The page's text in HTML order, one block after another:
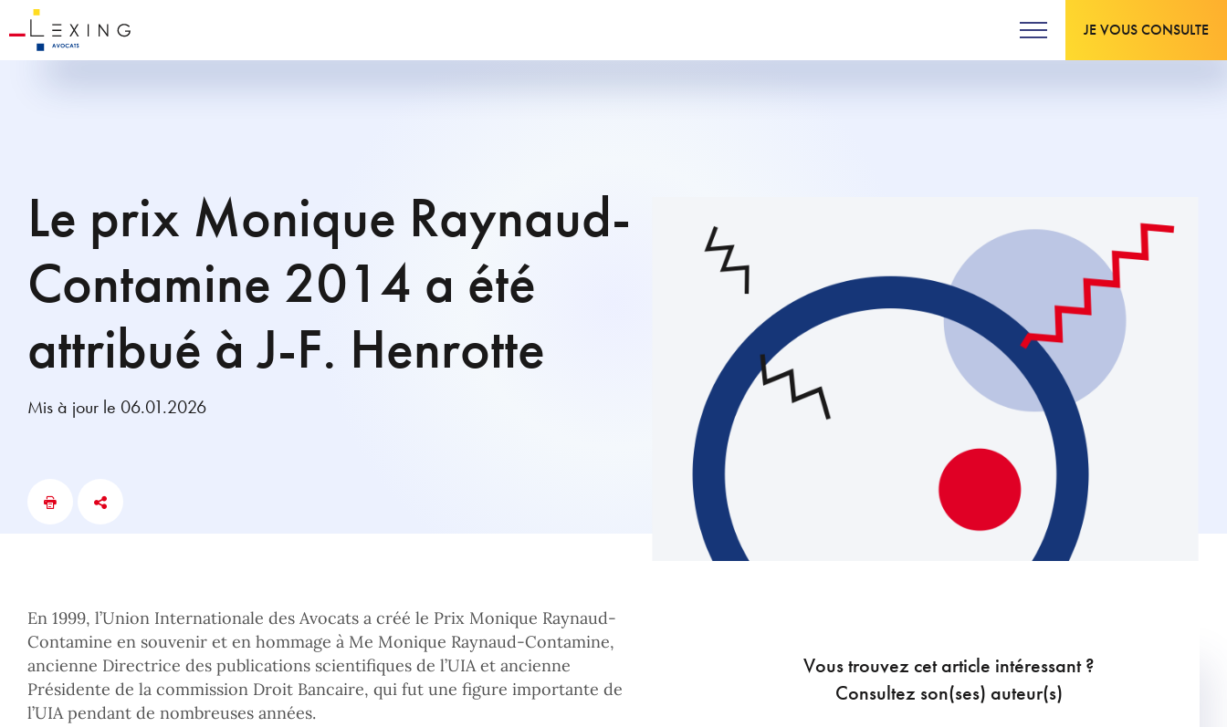
JE VOUS CONSULTE
Le prix Monique Raynaud-
Contamine 2014 a été
attribué à J-F. Henrotte
Mis à jour le 06.01.2026
En 1999, l’Union Internationale des Avocats a créé le Prix Monique Raynaud-
Contamine en souvenir et en hommage à Me Monique Raynaud-Contamine,
ancienne Directrice des publications scientifiques de l’UIA et ancienne
Présidente de la commission Droit Bancaire, qui fut une figure importante de
l’UIA pendant de nombreuses années.
Vous trouvez cet article intéressant ?
Consultez son(ses) auteur(s)